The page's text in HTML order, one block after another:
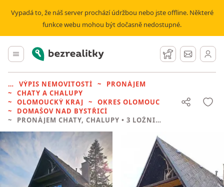
Vypadá to, že náš server prochází údržbou nebo jste offline. Některé
funkce webu mohou být dočasně nedostupné.
Hlavní menu
Bezrealitky Hlídací pes
Zprávy
VÝPIS NEMOVITOSTÍ
PRONÁJEM
CHATY A CHALUPY
OLOMOUCKÝ KRAJ
OKRES OLOMOUC
DOMAŠOV NAD BYSTŘICÍ
PRONÁJEM CHATY, CHALUPY • 3 LOŽNICE BEZ REALITKY